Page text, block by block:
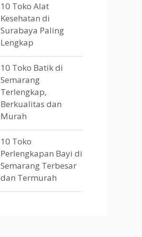
10 Toko Alat
Kesehatan di
Surabaya Paling
Lengkap
10 Toko Batik di
Semarang
Terlengkap,
Berkualitas dan
Murah
10 Toko
Perlengkapan Bayi di
Semarang Terbesar
dan Termurah